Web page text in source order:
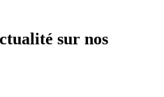
sur nos